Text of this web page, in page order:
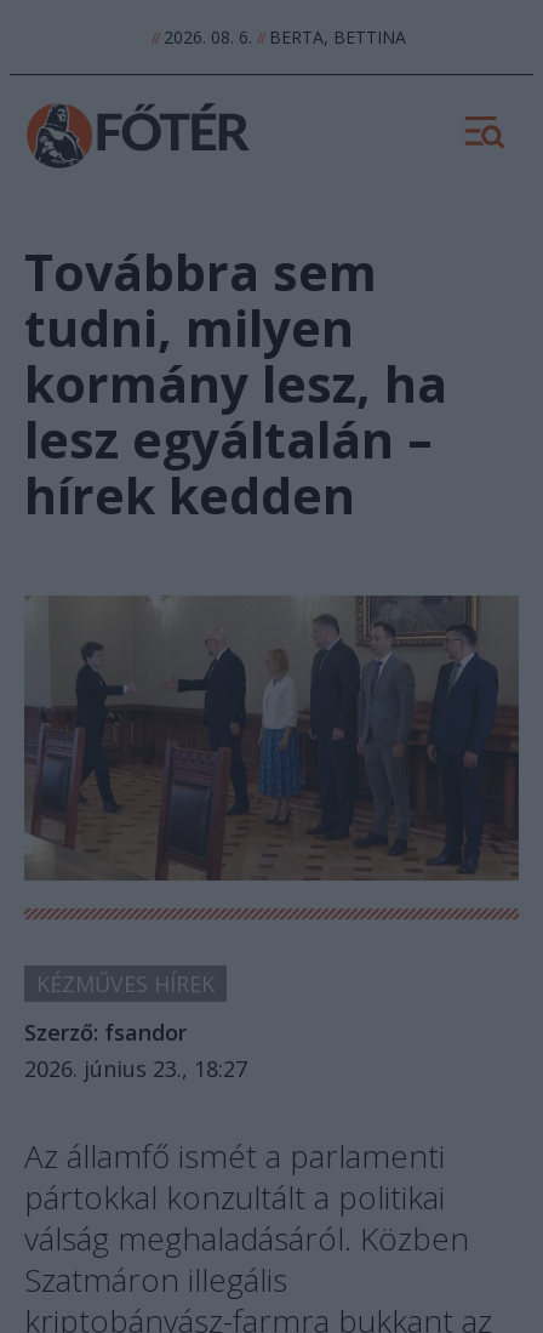
//2026. 08. 6. //BERTA, BETTINA
Továbbra sem
tudni, milyen
kormány lesz, ha
lesz egyáltalán –
hírek kedden
KÉZMŰVES HÍREK
Szerző: fsandor
2026. június 23., 18:27
Az államfő ismét a parlamenti
pártokkal konzultált a politikai
válság meghaladásáról. Közben
Szatmáron illegális
kriptobányász-farmra bukkant az